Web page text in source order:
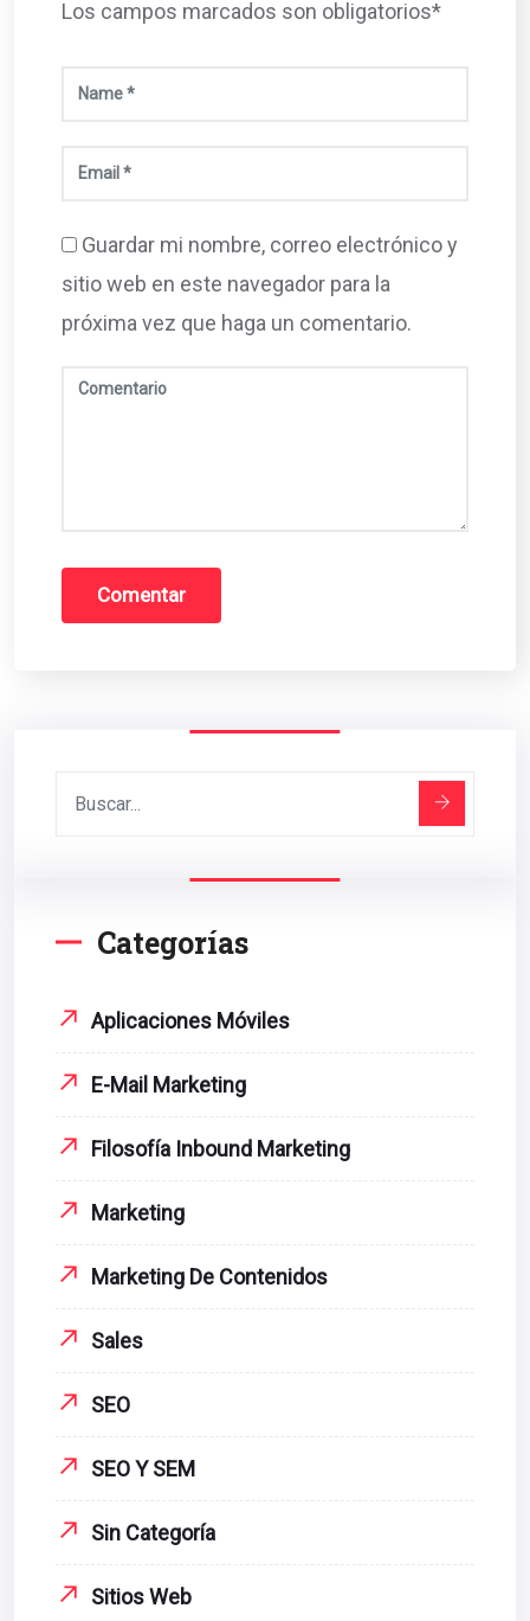
Los campos marcados son obligatorios*
Guardar mi nombre, correo electrónico y
sitio web en este navegador para la
próxima vez que haga un comentario.
Categorías
Aplicaciones Móviles
E-Mail Marketing
Filosofía Inbound Marketing
Marketing
Marketing De Contenidos
Sales
SEO
SEO Y SEM
Sin Categoría
Sitios Web